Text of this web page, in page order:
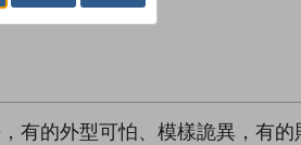
有的外型可怕、模樣詭異，有